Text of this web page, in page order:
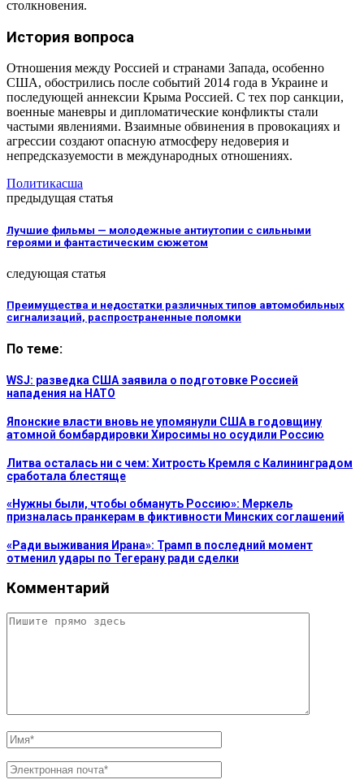
столкновения.
История вопроса
Отношения между Россией и странами Запада, особенно
США, обострились после событий 2014 года в Украине и
последующей аннексии Крыма Россией. С тех пор санкции,
военные маневры и дипломатические конфликты стали
частыми явлениями. Взаимные обвинения в провокациях и
агрессии создают опасную атмосферу недоверия и
непредсказуемости в международных отношениях.
Политикасша
предыдущая статья
Лучшие фильмы — молодежные антиутопии с сильными
героями и фантастическим сюжетом
следующая статья
Преимущества и недостатки различных типов автомобильных
сигнализаций, распространенные поломки
По теме:
WSJ: разведка США заявила о подготовке Россией
нападения на НАТО
Японские власти вновь не упомянули США в годовщину
атомной бомбардировки Хиросимы но осудили Россию
Литва осталась ни с чем: Хитрость Кремля с Калининградом
сработала блестяще
«Нужны были, чтобы обмануть Россию»: Меркель
призналась пранкерам в фиктивности Минских соглашений
«Ради выживания Ирана»: Трамп в последний момент
отменил удары по Тегерану ради сделки
Комментарий